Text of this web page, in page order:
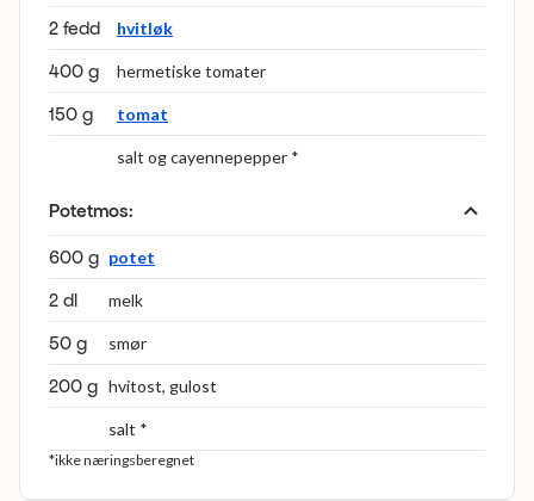
2 fedd hvitløk
400 g hermetiske tomater
150 g tomat
salt og cayennepepper *
Potetmos:
600 g potet
2 dl melk
50 g smør
200 g hvitost, gulost
salt *
*ikke næringsberegnet